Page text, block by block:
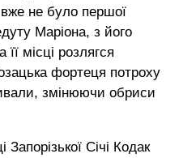
вже не було першої
Маріона, з його
місці розлягся
фортеця потроху
змінюючи обриси
Запорізької Січі Кодак